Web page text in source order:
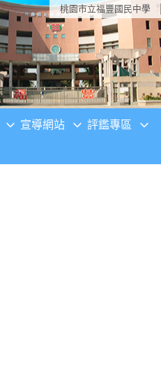
桃園市立福豐國民中學
宣導網站 評鑑專區